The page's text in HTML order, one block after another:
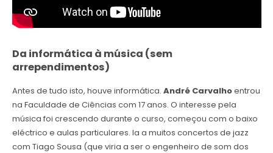
Da informática à música (sem
arrependimentos)
Antes de tudo isto, houve informática. André Carvalhoentrou
na Faculdade de Ciências com 17 anos. O interesse pela
música foi crescendo durante o curso, começou com o baixo
eléctrico e aulas particulares. Ia a muitos concertos de jazz
com Tiago Sousa (que viria a ser o engenheiro de som dos